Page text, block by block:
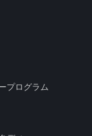
プログラム